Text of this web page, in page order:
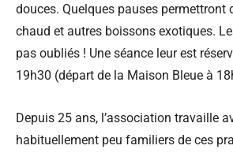
douces. Quelques pauses permettront
chaud et autres boissons exotiques.
pas oubliés ! Une séance leur est
19h30 (départ de la Maison Bleue à
Depuis 25 ans, l’association travaille
habituellement peu familiers de ces